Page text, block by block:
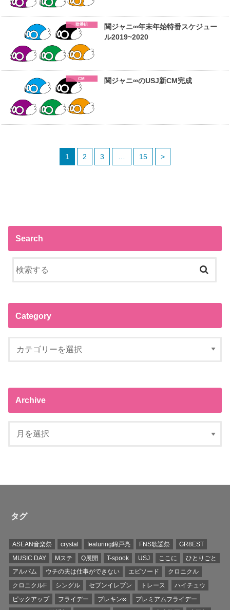
歌番組
関ジャニ∞年末年始特番スケジュー
ル2019~2020
CM 関ジャニ∞のUSJ新CM完成
1 2 3 … 15 >
Search
Category
Archive
タグ
ASEAN音楽祭 crystal featuring錦戸亮 FNS歌謡祭
GR8EST
MUSIC DAY
Mステ Q展開 T-spook USJ ここに
ひとりごと
アルバム
ウチの夫は仕事ができない エピソード
クロニクル
クロニクルF
シングル セブンイレブン トレース
ハイチュウ
ピックアップ
フライデー プレキン∞
プレミアムフライデー